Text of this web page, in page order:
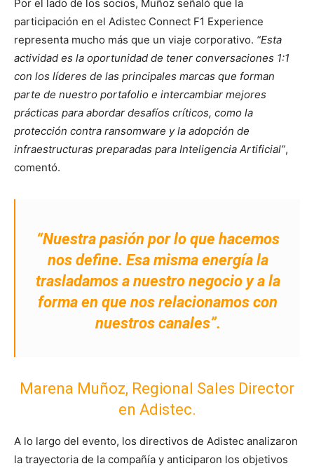
Por el lado de los socios, Muñoz señaló que la
participación en el Adistec Connect F1 Experience
representa mucho más que un viaje corporativo. “Esta
actividad es la oportunidad de tener conversaciones 1:1
con los líderes de las principales marcas que forman
parte de nuestro portafolio e intercambiar mejores
prácticas para abordar desafíos críticos, como la
protección contra ransomware y la adopción de
infraestructuras preparadas para Inteligencia Artificial”,
comentó.
“Nuestra pasión por lo que hacemos
nos define. Esa misma energía la
trasladamos a nuestro negocio y a la
forma en que nos relacionamos con
nuestros canales”.
Marena Muñoz, Regional Sales Director
en Adistec.
A lo largo del evento, los directivos de Adistec analizaron
la trayectoria de la compañía y anticiparon los objetivos